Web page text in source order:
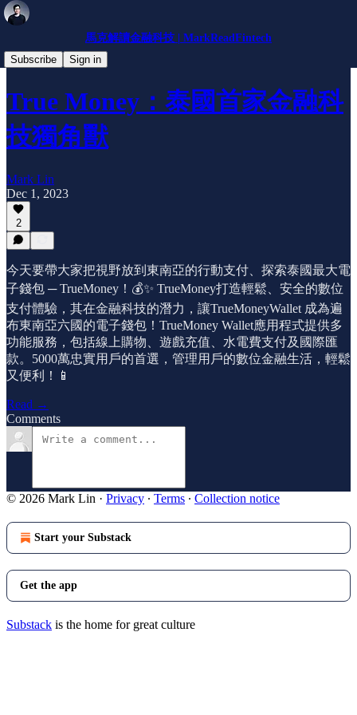
馬克解讀金融科技 | MarkReadFintech
Subscribe
Sign in
公司介紹
True Money：泰國首家金融科
技獨角獸
Mark Lin
Dec 1, 2023
2
今天要帶大家把視野放到東南亞的行動支付、探索泰國最大電
子錢包 ─ TrueMoney！💰✨ TrueMoney打造輕鬆、安全的數位
支付體驗，其在金融科技的潛力，讓TrueMoneyWallet 成為遍
布東南亞六國的電子錢包！TrueMoney Wallet應用程式提供多
功能服務，包括線上購物、遊戲充值、水電費支付及國際匯
款。5000萬忠實用戶的首選，管理用戶的數位金融生活，輕鬆
又便利！📱
Read →
Comments
© 2026 Mark Lin · Privacy ∙ Terms ∙ Collection notice
Start your Substack
Get the app
Substack is the home for great culture